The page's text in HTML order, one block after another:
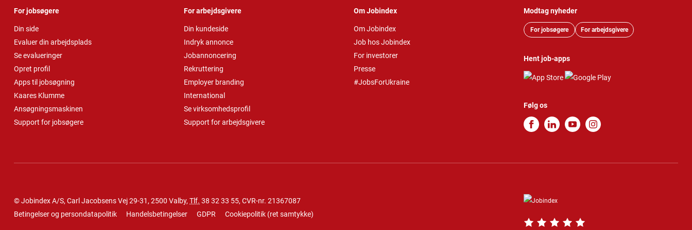
For jobsøgere
Din side
Evaluer din arbejdsplads
Se evalueringer
Opret profil
Apps til jobsøgning
Kaares Klumme
Ansøgningsmaskinen
Support for jobsøgere
For arbejdsgivere
Din kundeside
Indryk annonce
Jobannoncering
Rekruttering
Employer branding
International
Se virksomhedsprofil
Support for arbejdsgivere
Om Jobindex
Om Jobindex
Job hos Jobindex
For investorer
Presse
#JobsForUkraine
Modtag nyheder
For jobsøgere For arbejdsgivere
Hent job-apps
Følg os
© Jobindex A/S, Carl Jacobsens Vej 29-31, 2500 Valby, Tlf. 38 32 33 55, CVR-nr. 21367087
Betingelser og persondatapolitik
Handelsbetingelser GDPR Cookiepolitik (ret samtykke)